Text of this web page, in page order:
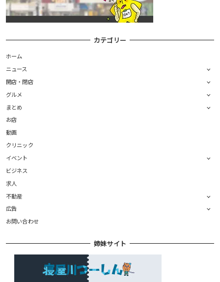
カテゴリー
ホーム
ニュース
開店・閉店
グルメ
まとめ
お店
動画
クリニック
イベント
ビジネス
求人
不動産
広告
お問い合わせ
姉妹サイト